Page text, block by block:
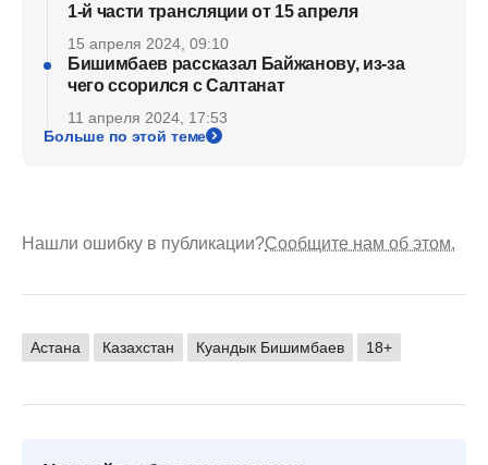
1-й части трансляции от 15 апреля
15 апреля 2024, 09:10
Бишимбаев рассказал Байжанову, из-за
чего ссорился с Салтанат
11 апреля 2024, 17:53
Больше по этой теме
Нашли ошибку в публикации?Сообщите нам об этом.
Астана Казахстан Куандык Бишимбаев 18+